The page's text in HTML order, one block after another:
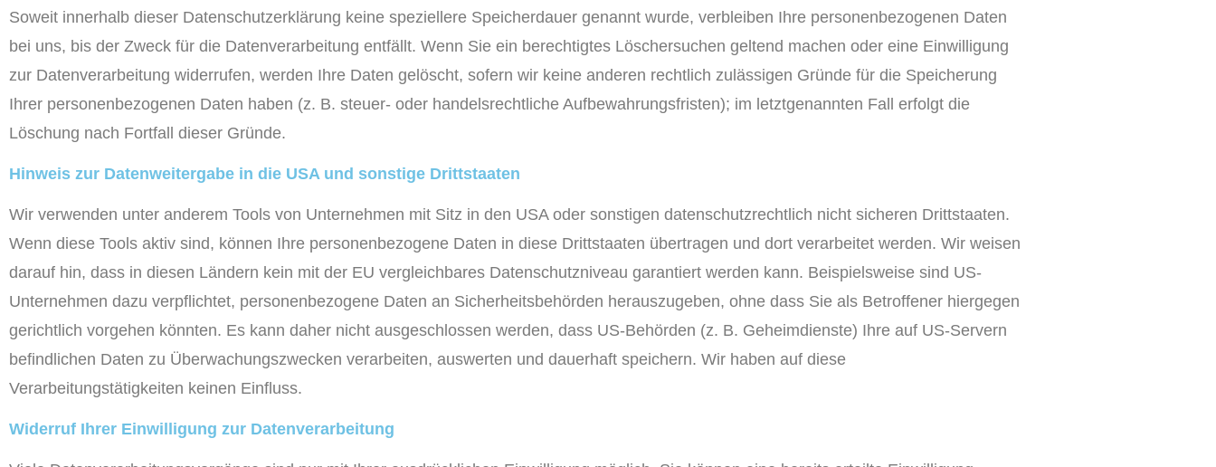
Soweit innerhalb dieser Datenschutzerklärung keine speziellere Speicherdauer genannt wurde, verbleiben Ihre personenbezogenen Daten
bei uns, bis der Zweck für die Datenverarbeitung entfällt. Wenn Sie ein berechtigtes Löschersuchen geltend machen oder eine Einwilligung
zur Datenverarbeitung widerrufen, werden Ihre Daten gelöscht, sofern wir keine anderen rechtlich zulässigen Gründe für die Speicherung
Ihrer personenbezogenen Daten haben (z. B. steuer- oder handelsrechtliche Aufbewahrungsfristen); im letztgenannten Fall erfolgt die
Löschung nach Fortfall dieser Gründe.
Hinweis zur Datenweitergabe in die USA und sonstige Drittstaaten
Wir verwenden unter anderem Tools von Unternehmen mit Sitz in den USA oder sonstigen datenschutzrechtlich nicht sicheren Drittstaaten.
Wenn diese Tools aktiv sind, können Ihre personenbezogene Daten in diese Drittstaaten übertragen und dort verarbeitet werden. Wir weisen
darauf hin, dass in diesen Ländern kein mit der EU vergleichbares Datenschutzniveau garantiert werden kann. Beispielsweise sind US-
Unternehmen dazu verpflichtet, personenbezogene Daten an Sicherheitsbehörden herauszugeben, ohne dass Sie als Betroffener hiergegen
gerichtlich vorgehen könnten. Es kann daher nicht ausgeschlossen werden, dass US-Behörden (z. B. Geheimdienste) Ihre auf US-Servern
befindlichen Daten zu Überwachungszwecken verarbeiten, auswerten und dauerhaft speichern. Wir haben auf diese
Verarbeitungstätigkeiten keinen Einfluss.
Widerruf Ihrer Einwilligung zur Datenverarbeitung